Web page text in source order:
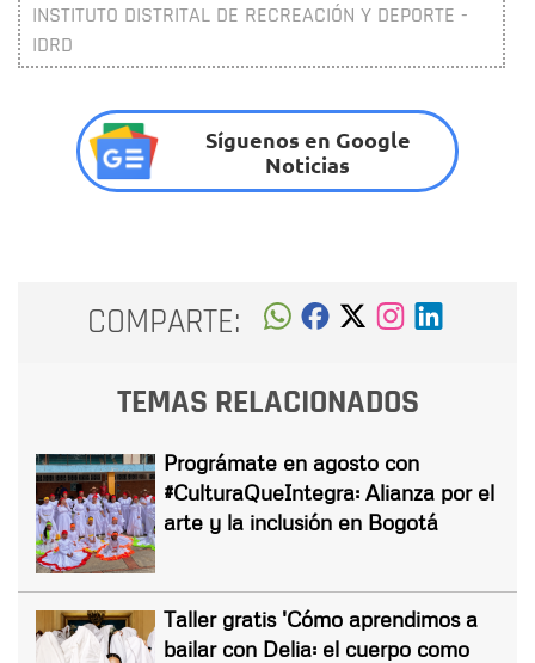
INSTITUTO DISTRITAL DE RECREACIÓN Y DEPORTE -
IDRD
Síguenos en Google
Noticias
COMPARTE:
TEMAS RELACIONADOS
Prográmate en agosto con
#CulturaQueIntegra: Alianza por el
arte y la inclusión en Bogotá
Taller gratis 'Cómo aprendimos a
bailar con Delia: el cuerpo como